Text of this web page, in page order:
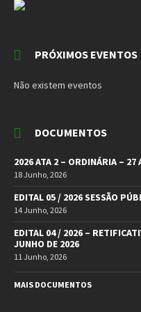
PRÓXIMOS EVENTOS
Não existem eventos
DOCUMENTOS
2026 ATA 2 – ORDINÁRIA – 27
18 Junho, 2026
EDITAL 05 / 2026 SESSÃO
14 Junho, 2026
EDITAL 04 / 2026 –
JUNHO DE 2026
11 Junho, 2026
MAIS DOCUMENTOS